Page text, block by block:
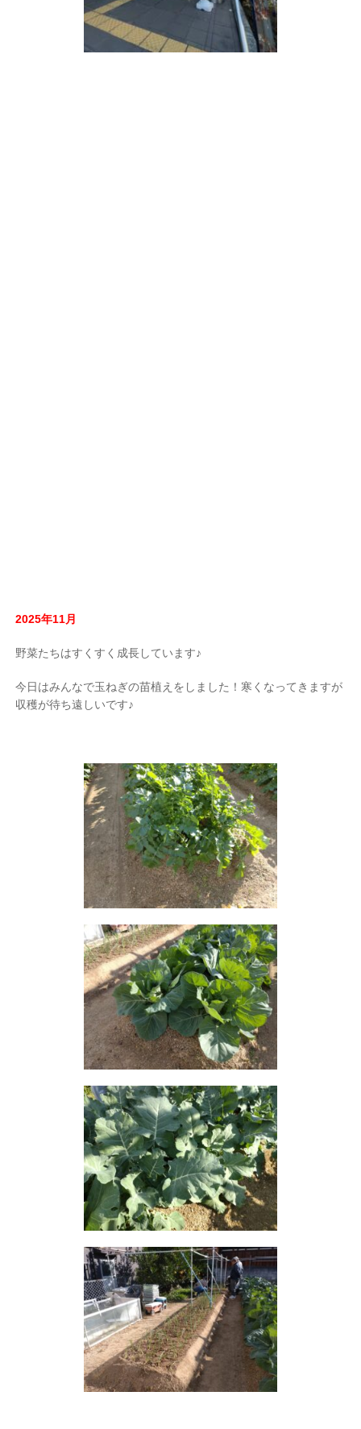
2025年11月
野菜たちはすくすく成長しています♪
今日はみんなで玉ねぎの苗植えをしました！寒くなってきますが
収穫が待ち遠しいです♪